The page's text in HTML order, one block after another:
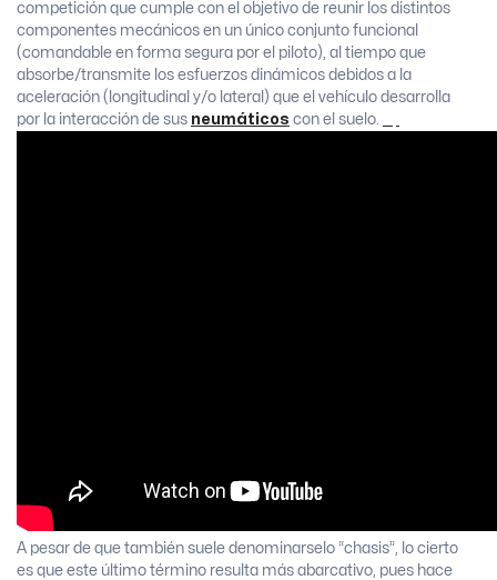
competición que cumple con el objetivo de reunir los distintos
componentes mecánicos en un único conjunto funcional
(comandable en forma segura por el piloto), al tiempo que
absorbe/transmite los esfuerzos dinámicos debidos a la
aceleración (longitudinal y/o lateral) que el vehículo desarrolla
por la interacción de sus neumáticos con el suelo.
A pesar de que también suele denominarselo “chasis”, lo cierto
es que este último término resulta más abarcativo, pues hace